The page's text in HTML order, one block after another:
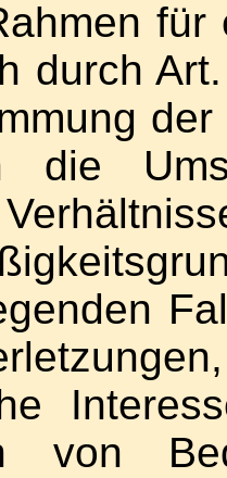
durch
die
von